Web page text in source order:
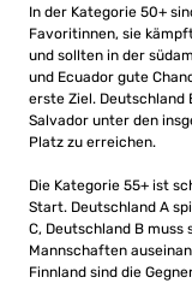
In der Kategorie 50+
Favoritinnen, sie
und sollten in der
und Ecuador gute
erste Ziel. Deutschland
Salvador unter den
Platz zu erreichen.
Die Kategorie 55+ ist
Start. Deutschland A
C, Deutschland B
Mannschaften
Finnland sind die